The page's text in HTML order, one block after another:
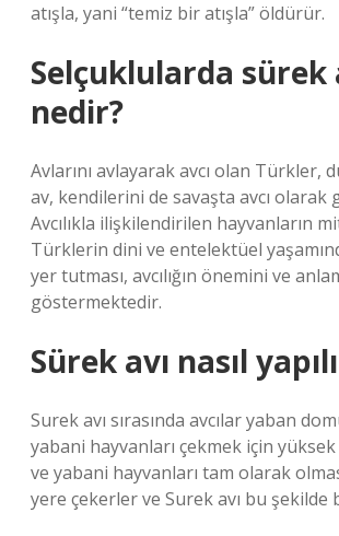
atışla, yani “temiz bir atışla” öldürür.
Selçuklularda sürek
nedir?
Avlarını avlayarak avcı olan Türkler,
av, kendilerini de savaşta avcı olarak
Avcılıkla ilişkilendirilen hayvanların
Türklerin dini ve entelektüel
yer tutması, avcılığın önemini ve
göstermektedir.
Sürek avı nasıl
Surek avı sırasında avcılar yaban
yabani hayvanları çekmek için yüksek
ve yabani hayvanları tam olarak
yere çekerler ve Surek avı bu şekilde